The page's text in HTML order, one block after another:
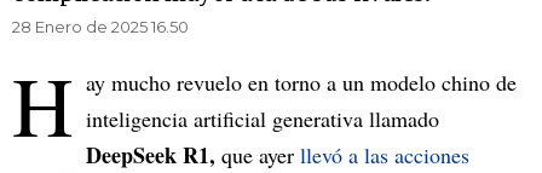
28 Enero de 2025 16.50
H ay mucho revuelo en torno a un modelo chino de
inteligencia artificial generativa llamado
DeepSeek R1, que ayer llevó a las acciones